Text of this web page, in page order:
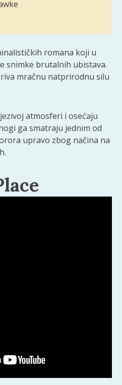
romana koji u
snimke brutalnih ubistava.
mračnu natprirodnu silu
atmosferi i osećaju
ga smatraju jednim od
upravo zbog načina na